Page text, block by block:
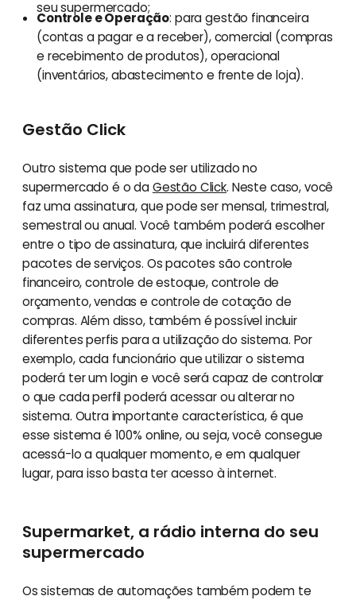
seu supermercado;
Controle e Operação: para gestão financeira
(contas a pagar e a receber), comercial (compras
e recebimento de produtos), operacional
(inventários, abastecimento e frente de loja).
Gestão Click
Outro sistema que pode ser utilizado no
supermercado é o daGestão Click. Neste caso, você
faz uma assinatura, que pode ser mensal, trimestral,
semestral ou anual. Você também poderá escolher
entre o tipo de assinatura, que incluirá diferentes
pacotes de serviços. Os pacotes são controle
financeiro, controle de estoque, controle de
orçamento, vendas e controle de cotação de
compras. Além disso, também é possível incluir
diferentes perfis para a utilização do sistema. Por
exemplo, cada funcionário que utilizar o sistema
poderá ter um login e você será capaz de controlar
o que cada perfil poderá acessar ou alterar no
sistema. Outra importante característica, é que
esse sistema é 100% online, ou seja, você consegue
acessá-lo a qualquer momento, e em qualquer
lugar, para isso basta ter acesso à internet.
Supermarket, a rádio interna do seu
supermercado
Os sistemas de automações também podem te